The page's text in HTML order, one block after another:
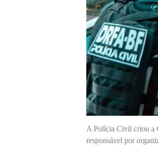
A Polícia Civil criou a
responsável por